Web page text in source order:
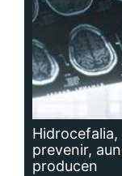
prevenir,
producen